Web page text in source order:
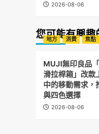
2026-08-06
您可能有興趣
地方 消費 焦點
MUJI無印良品
滑拉桿箱」改款
中的移動需求，
與四色選擇
2026-08-06